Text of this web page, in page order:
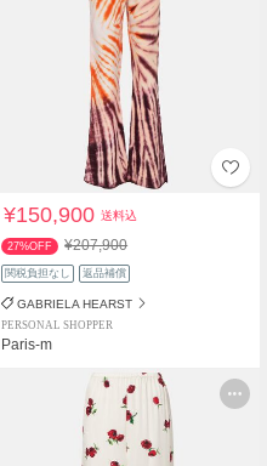
¥150,900送料込
27%OFF ¥207,900
関税負担なし 返品補償
GABRIELA HEARST
PERSONAL SHOPPER
Paris-m